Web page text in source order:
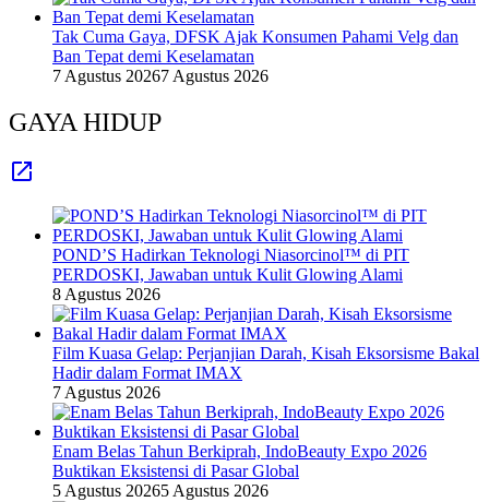
Tak Cuma Gaya, DFSK Ajak Konsumen Pahami Velg dan
Ban Tepat demi Keselamatan
7 Agustus 20267 Agustus 2026
GAYA HIDUP
POND’S Hadirkan Teknologi Niasorcinol™ di PIT
PERDOSKI, Jawaban untuk Kulit Glowing Alami
8 Agustus 2026
Film Kuasa Gelap: Perjanjian Darah, Kisah Eksorsisme Bakal
Hadir dalam Format IMAX
7 Agustus 2026
Enam Belas Tahun Berkiprah, IndoBeauty Expo 2026
Buktikan Eksistensi di Pasar Global
5 Agustus 20265 Agustus 2026